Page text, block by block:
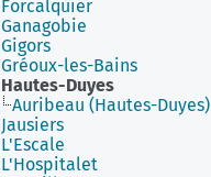
Forcalquier
Ganagobie
Gigors
Gréoux-les-Bains
Hautes-Duyes
Auribeau (Hautes-Duyes)
Jausiers
L'Escale
L'Hospitalet